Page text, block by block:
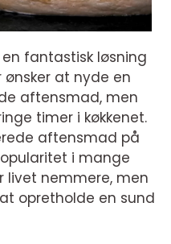
fantastisk løsning
at nyde en
aftensmad, men
timer i køkkenet.
aftensmad på
i mange
livet nemmere, men
opretholde en sund